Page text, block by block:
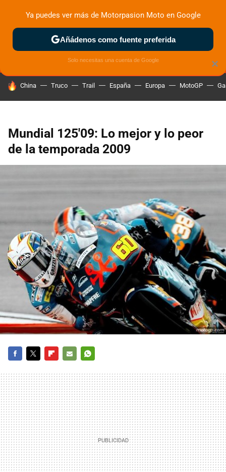
MENÚ NUEVO
ZONA DE PRUEBAS DEPORTIVAS MOTOS ELÉCTRICAS
HOY SE HABLA DE
China Truco Trail España Europa MotoGP
Mundial 125'09: Lo mejor y lo peor
de la temporada 2009
MAIL
×
Ya puedes ver más de Motorpasion Moto en Google
Añádenos como fuente preferida
Solo necesitas una cuenta de Google